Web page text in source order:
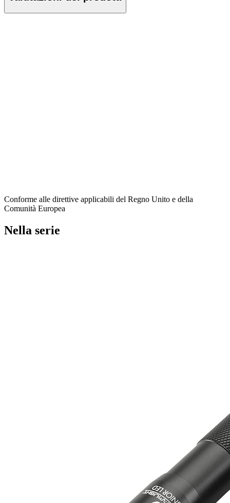
Conforme alle direttive applicabili del Regno Unito e della
Comunità Europea
Nella serie